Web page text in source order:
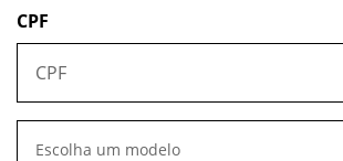
CPF
Escolha um modelo